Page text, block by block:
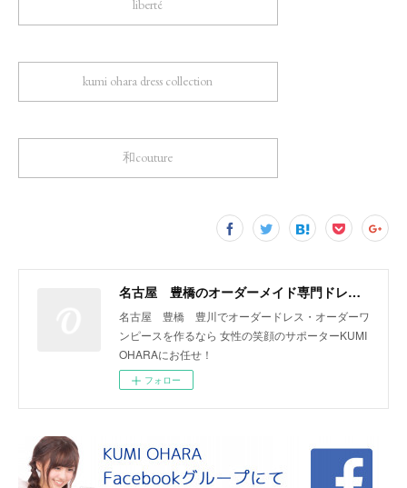
liberté
kumi ohara dress collection
和couture
名古屋 豊橋のオーダーメイド専門ドレスデザイナー KUMI OHARA
名古屋 豊橋 豊川でオーダードレス・オーダーワ
ンピースを作るなら 女性の笑顔のサポーターKUMI
OHARAにお任せ！
フォロー